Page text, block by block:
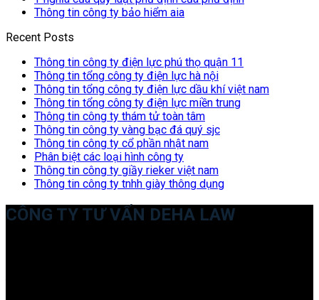
Thông tin công ty bảo hiểm aia
Recent Posts
Thông tin công ty điện lực phú thọ quận 11
Thông tin tổng công ty điện lực hà nội
Thông tin tổng công ty điện lực dầu khí việt nam
Thông tin tổng công ty điện lực miền trung
Thông tin công ty thám tử toàn tâm
Thông tin công ty vàng bạc đá quý sjc
Thông tin công ty cổ phần nhật nam
Phân biệt các loại hình công ty
Thông tin công ty giầy rieker việt nam
Thông tin công ty tnhh giày thông dụng
CÔNG TY TƯ VẤN DEHA LAW